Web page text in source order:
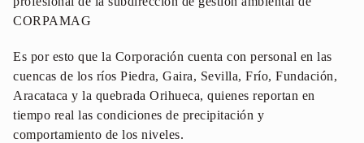
CORPAMAG
Es por esto que la Corporación cuenta con personal en las
cuencas de los ríos Piedra, Gaira, Sevilla, Frío, Fundación,
Aracataca y la quebrada Orihueca, quienes reportan en
tiempo real las condiciones de precipitación y
comportamiento de los niveles.